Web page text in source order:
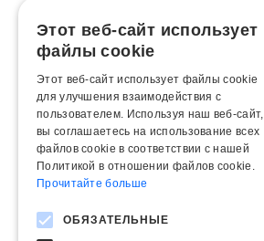
Этот веб-сайт использует
файлы cookie
Этот веб-сайт использует файлы cookie
для улучшения взаимодействия с
пользователем. Используя наш веб-сайт,
вы соглашаетесь на использование всех
файлов cookie в соответствии с нашей
Политикой в ​​отношении файлов cookie.
Прочитайте больше
ОБЯЗАТЕЛЬНЫЕ